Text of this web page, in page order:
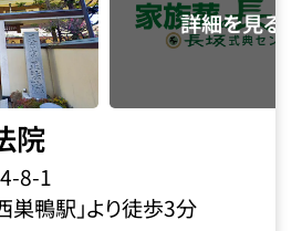
院
8-1
巣鴨駅」より徒歩3分